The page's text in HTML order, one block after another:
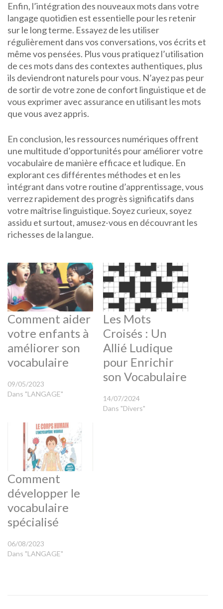
Enfin, l’intégration des nouveaux mots dans votre
langage quotidien est essentielle pour les retenir
sur le long terme. Essayez de les utiliser
régulièrement dans vos conversations, vos écrits et
même vos pensées. Plus vous pratiquez l’utilisation
de ces mots dans des contextes authentiques, plus
ils deviendront naturels pour vous. N’ayez pas peur
de sortir de votre zone de confort linguistique et de
vous exprimer avec assurance en utilisant les mots
que vous avez appris.
En conclusion, les ressources numériques offrent
une multitude d’opportunités pour améliorer votre
vocabulaire de manière efficace et ludique. En
explorant ces différentes méthodes et en les
intégrant dans votre routine d’apprentissage, vous
verrez rapidement des progrès significatifs dans
votre maîtrise linguistique. Soyez curieux, soyez
assidu et surtout, amusez-vous en découvrant les
richesses de la langue.
Comment aider
votre enfants à
améliorer son
vocabulaire
09/05/2023
Dans "LANGAGE"
Les Mots
Croisés : Un
Allié Ludique
pour Enrichir
son Vocabulaire
14/07/2024
Dans "Divers"
Comment
développer le
vocabulaire
spécialisé
06/08/2023
Dans "LANGAGE"